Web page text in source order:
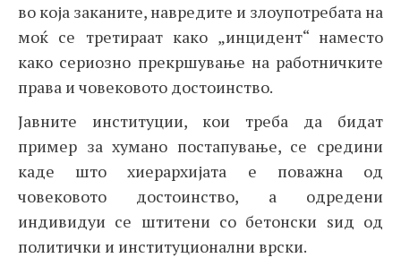
во која заканите, навредите и злоупотребата на
моќ се третираат како „инцидент“ наместо
како сериозно прекршување на работничките
права и човековото достоинство.
Јавните институции, кои треба да бидат
пример за хумано постапување, се средини
каде што хиерархијата е поважна од
човековото достоинство, а одредени
индивидуи се штитени со бетонски ѕид од
политички и институционални врски.